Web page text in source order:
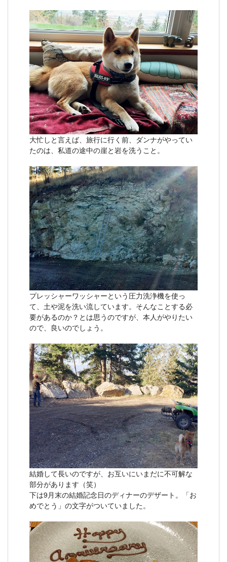
大忙しと言えば、旅行に行く前、ダンナがやってい
たのは、私道の途中の崖と岩を洗うこと。
プレッシャーワッシャーという圧力洗浄機を使っ
て、土や泥を洗い流しています。そんなことする必
要があるのか？とは思うのですが、本人がやりたい
ので、良いのでしょう。
結婚して長いのですが、お互いにいまだに不可解な
部分があります（笑）
下は9月末の結婚記念日のディナーのデザート。「お
めでとう」の文字がついていました。